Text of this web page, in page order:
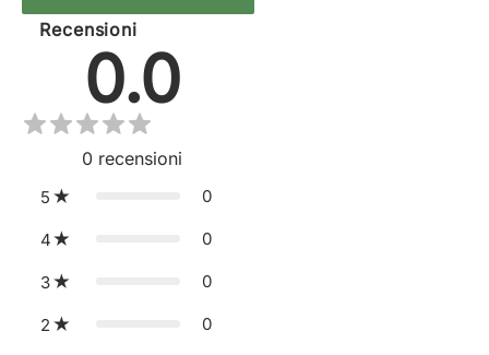
Recensioni
0.0
0 recensioni
5 0
4 0
3 0
2 0